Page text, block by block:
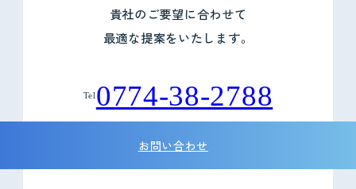
貴社のご要望に合わせて
最適な提案をいたします。
Tel 0774-38-2788
お問い合わせ